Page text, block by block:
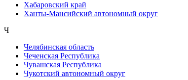
Хабаровский край
Ханты-Мансийский автономный округ
Ч
Челябинская область
Чеченская Республика
Чувашская Республика
Чукотский автономный округ